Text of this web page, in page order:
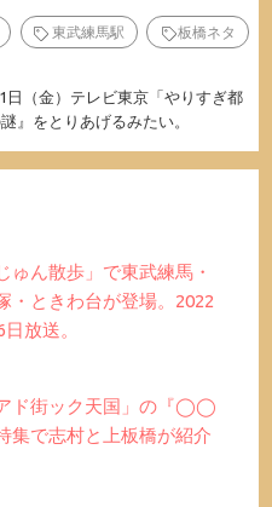
東武練馬駅 板橋ネタ
日（金）テレビ東京「やりすぎ都
』をとりあげるみたい。
ゅん散歩」で東武練馬・
・ときわ台が登場。2022
放送。
ド街ック天国」の『◯◯
集で志村と上板橋が紹介